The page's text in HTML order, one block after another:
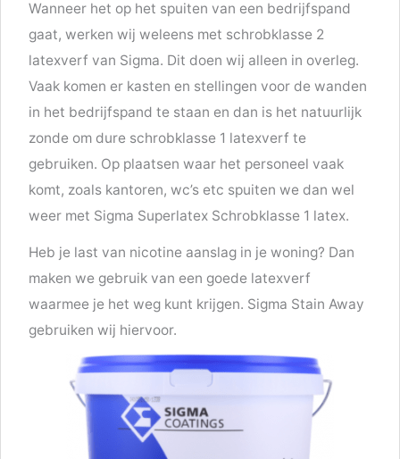
Wanneer het op het spuiten van een bedrijfspand
gaat, werken wij weleens met schrobklasse 2
latexverf van Sigma. Dit doen wij alleen in overleg.
Vaak komen er kasten en stellingen voor de wanden
in het bedrijfspand te staan en dan is het natuurlijk
zonde om dure schrobklasse 1 latexverf te
gebruiken. Op plaatsen waar het personeel vaak
komt, zoals kantoren, wc’s etc spuiten we dan wel
weer met Sigma Superlatex Schrobklasse 1 latex.
Heb je last van nicotine aanslag in je woning? Dan
maken we gebruik van een goede latexverf
waarmee je het weg kunt krijgen. Sigma Stain Away
gebruiken wij hiervoor.